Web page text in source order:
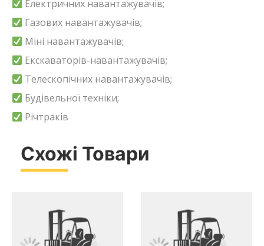
Електричних навантажувачів;
Газових навантажувачів;
Міні навантажувачів;
Екскаваторів-навантажувачів;
Телескопічних навантажувачів;
Будівельної техніки;
Річтраків
Схожі Товари